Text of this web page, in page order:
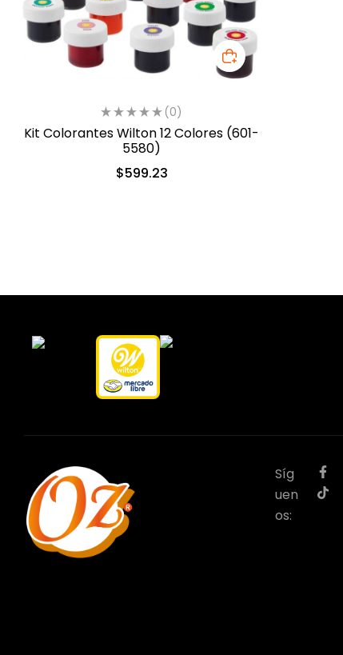
(0)
Kit Colorantes Wilton 12 Colores (601-
5580)
$599.23
Síg
uen
os: